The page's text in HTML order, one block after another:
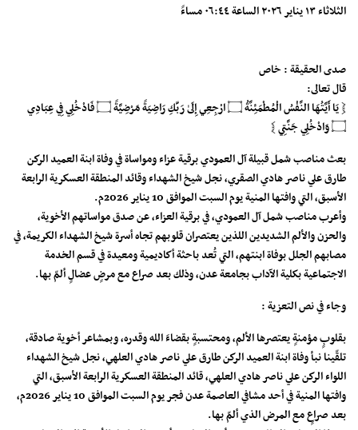
الثلاثاء ١٣ يناير ٢٠٢٦ الساعة ٠٦:٤٤ مساءً
صدى الحقيقة : خاص
قال تعالى:
﴿ يَا أَيَّتُهَا النَّفْسُ الْمُطْمَئِنَّةُ ۝ ارْجِعِي إِلَىٰ رَبِّكِ رَاضِيَةً مَرْضِيَّةً ۝ فَادْخُلِي فِي عِبَادِي
۝ وَادْخُلِي جَنَّتِي ﴾
بعث مناصب شمل قبيلة آل العمودي برقية عزاء ومواساة في وفاة ابنة العميد الركن
طارق علي ناصر هادي الصقري، نجل شيخ الشهداء وقائد المنطقة العسكرية الرابعة
الأسبق، التي وافتها المنية يوم السبت الموافق 10 يناير 2026م.
وأعرب مناصب شمل آل العمودي، في برقية العزاء، عن صدق مواساتهم الأخوية،
والحزن والألم الشديدين اللذين يعتصران قلوبهم تجاه أسرة شيخ الشهداء الكريمة، في
مصابهم الجلل بوفاة ابنتهم، التي تُعد باحثة أكاديمية ومعيدة في قسم الخدمة
الاجتماعية بكلية الآداب بجامعة عدن، وذلك بعد صراع مع مرضٍ عضالٍ ألمّ بها.
وجاء في نص التعزية :
بقلوبٍ مؤمنةٍ يعتصرها الألم، ومحتسبةٍ بقضاءَ الله وقدره، وبمشاعر أخوية صادقة،
تلقّينا نبأ وفاة ابنة العميد الركن طارق علي ناصر هادي العلهي، نجل شيخ الشهداء
اللواء الركن علي ناصر هادي العلهي، قائد المنطقة العسكرية الرابعة الأسبق، التي
وافتها المنية في أحد مشافي العاصمة عدن فجر يوم السبت الموافق 10 يناير 2026م،
بعد صراعٍ مع المرض الذي ألمّ بها.